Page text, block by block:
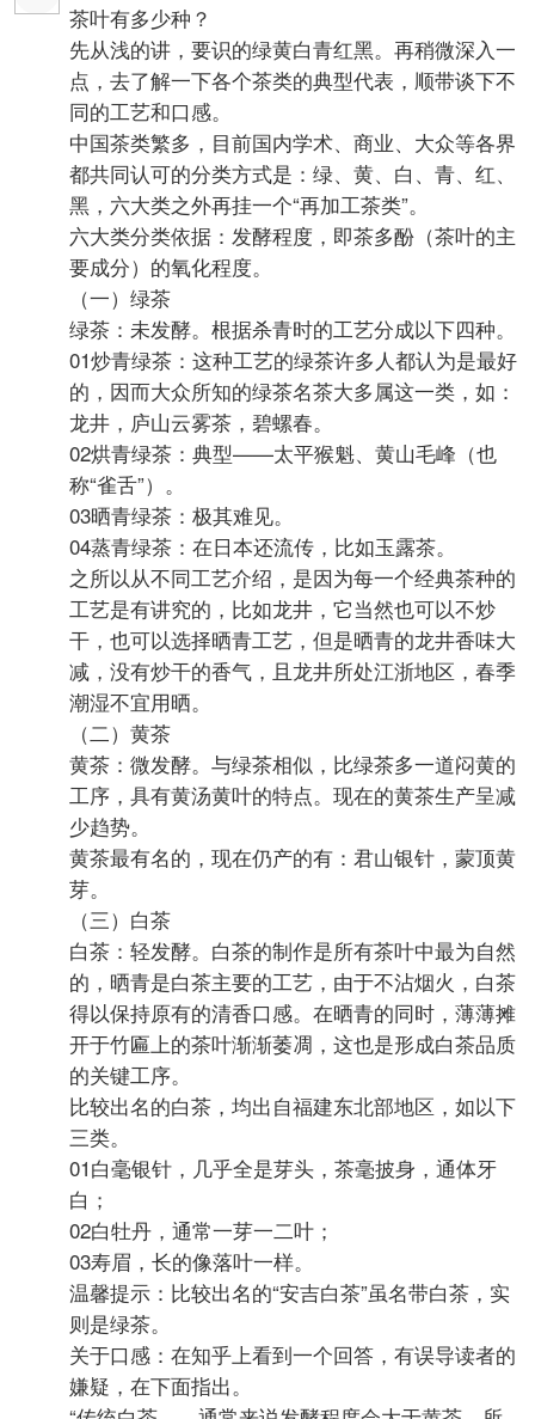
茶叶有多少种？
先从浅的讲，要识的绿黄白青红黑。再稍微深入一
点，去了解一下各个茶类的典型代表，顺带谈下不
同的工艺和口感。
中国茶类繁多，目前国内学术、商业、大众等各界
都共同认可的分类方式是：绿、黄、白、青、红、
黑，六大类之外再挂一个“再加工茶类”。
六大类分类依据：发酵程度，即茶多酚（茶叶的主
要成分）的氧化程度。
（一）绿茶
绿茶：未发酵。根据杀青时的工艺分成以下四种。
01炒青绿茶：这种工艺的绿茶许多人都认为是最好
的，因而大众所知的绿茶名茶大多属这一类，如：
龙井，庐山云雾茶，碧螺春。
02烘青绿茶：典型——太平猴魁、黄山毛峰（也
称“雀舌”）。
03晒青绿茶：极其难见。
04蒸青绿茶：在日本还流传，比如玉露茶。
之所以从不同工艺介绍，是因为每一个经典茶种的
工艺是有讲究的，比如龙井，它当然也可以不炒
干，也可以选择晒青工艺，但是晒青的龙井香味大
减，没有炒干的香气，且龙井所处江浙地区，春季
潮湿不宜用晒。
（二）黄茶
黄茶：微发酵。与绿茶相似，比绿茶多一道闷黄的
工序，具有黄汤黄叶的特点。现在的黄茶生产呈减
少趋势。
黄茶最有名的，现在仍产的有：君山银针，蒙顶黄
芽。
（三）白茶
白茶：轻发酵。白茶的制作是所有茶叶中最为自然
的，晒青是白茶主要的工艺，由于不沾烟火，白茶
得以保持原有的清香口感。在晒青的同时，薄薄摊
开于竹匾上的茶叶渐渐萎凋，这也是形成白茶品质
的关键工序。
比较出名的白茶，均出自福建东北部地区，如以下
三类。
01白毫银针，几乎全是芽头，茶毫披身，通体牙
白；
02白牡丹，通常一芽一二叶；
03寿眉，长的像落叶一样。
温馨提示：比较出名的“安吉白茶”虽名带白茶，实
则是绿茶。
关于口感：在知乎上看到一个回答，有误导读者的
嫌疑，在下面指出。